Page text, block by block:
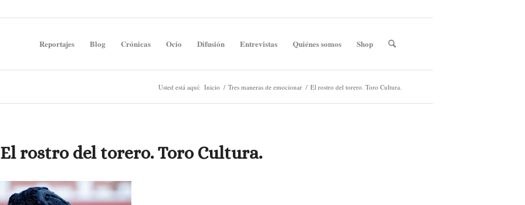
Reportajes Blog Crónicas Ocio Difusión Entrevistas Quiénes somos Shop
Usted está aquí: Inicio / Tres maneras de emocionar / El rostro del torero. Toro Cultura.
El rostro del torero. Toro Cultura.